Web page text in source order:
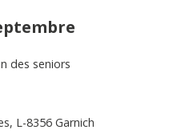
des seniors
L-8356 Garnich